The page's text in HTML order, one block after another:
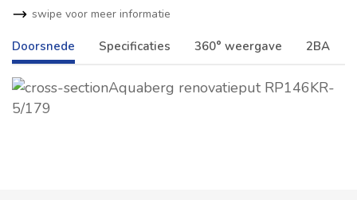
swipe voor meer informatie
Doorsnede Specificaties 360° weergave 2BA